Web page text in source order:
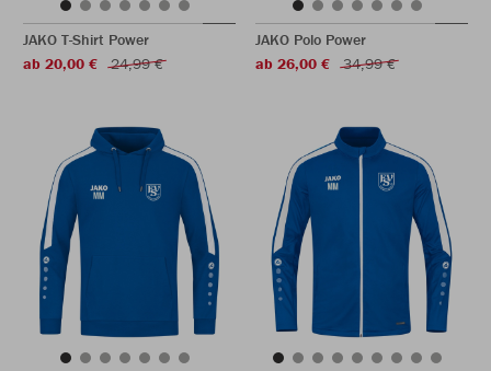
JAKO T-Shirt Power
ab 20,00 €
24,99 €
JAKO Polo Power
ab 26,00 €
34,99 €